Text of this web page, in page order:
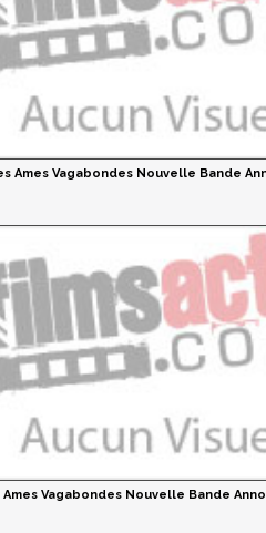
Ames Vagabondes Nouvelle Bande
Ames Vagabondes Nouvelle Bande